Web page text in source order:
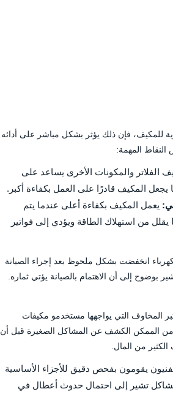
للمكيف، فإن ذلك يؤثر بشكل مباشر على أدائه
النقاط المهمة:
الفلاتر والمكونات الأخرى يساعد على
يجعل المكيف قادرًا على العمل بكفاءة أكبر.
يعمل المكيف بكفاءة أعلى عندما يتم
من استهلاك الطاقة ويؤدي إلى فواتير
انخفضت بشكل ملحوظ بعد إجراء الصيانة
بوضوح إلى أن الاهتمام بالصيانة يؤتي ثماره.
المخاوف التي يواجهها مستخدمو مكيفات
من الممكن الكشف عن المشاكل الصغيرة قبل أن
من المال.
يقومون بفحص دقيق للأجزاء الأساسية
تشير إلى احتمال حدوث أعطال في